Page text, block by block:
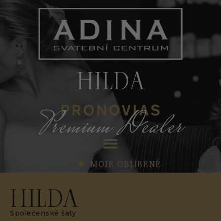
HILDA
Premium Dealer
MOJE OBLÍBENÉ
HILDA
Společenské šaty